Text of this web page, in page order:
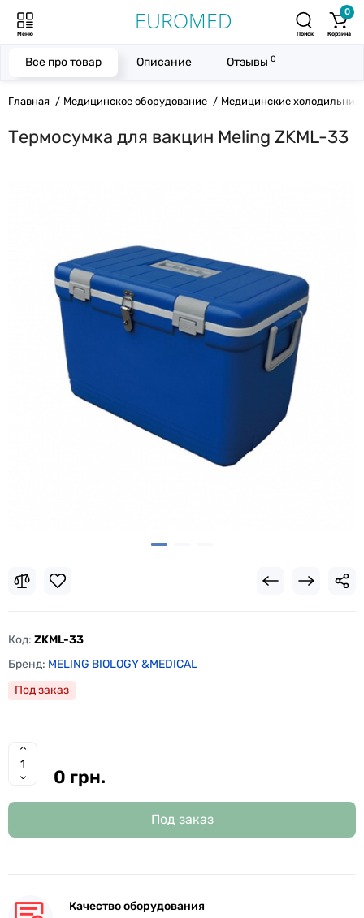
Меню Поиск
0
Корзина
Главная Медицинское оборудование Медицинские
Термосумка для вакцин Meling ZKML-33
Все про товар Описание Отзывы 0
Код: ZKML-33
Бренд: MELING BIOLOGY &MEDICAL
Под заказ
0 грн.
Под заказ
Качество оборудования